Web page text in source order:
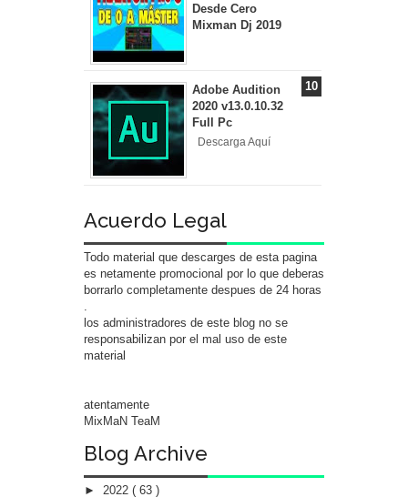
Desde Cero
Mixman Dj 2019
Adobe Audition
2020 v13.0.10.32
Full Pc
Descarga Aquí
Acuerdo Legal
Todo material que descarges de esta pagina
es netamente promocional por lo que deberas
borrarlo completamente despues de 24 horas
.
los administradores de este blog no se
responsabilizan por el mal uso de este
material
atentamente
MixMaN TeaM
Blog Archive
► 2022 ( 63 )